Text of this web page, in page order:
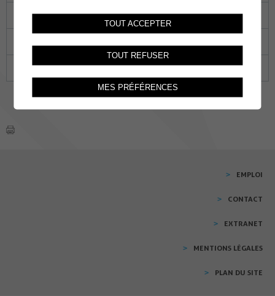
18 19 20 21 22
01 02 03 04 05
EMPLOI
CONTACT
EXTRANET
MENTIONS LÉGALES
PLAN DU SITE
TOUT ACCEPTER
TOUT REFUSER
MES PRÉFÉRENCES